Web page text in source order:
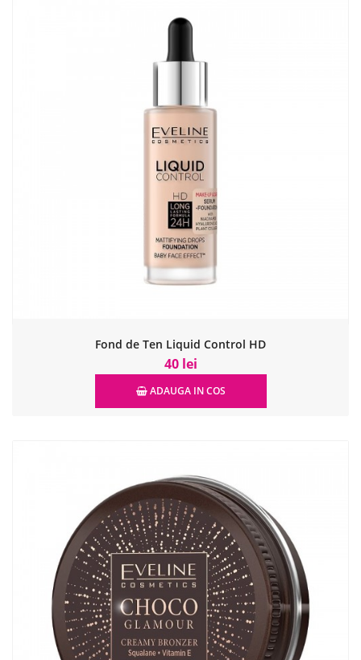
Fond de Ten Liquid Control HD
40 lei
ADAUGA IN COS